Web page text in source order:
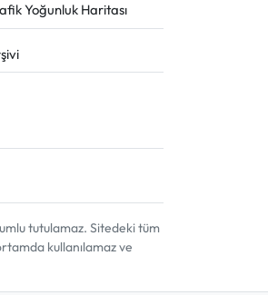
Yoğunluk Haritası
tutulamaz. Sitedeki tüm
kullanılamaz ve